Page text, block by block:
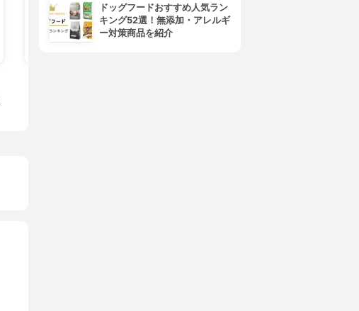
フットマッサージャー KC-210
3.15(2)
¥32,500
フットマッサージャー FT-100
ドッグフードおすすめ人気ラン
キング52選！無添加・アレルギ
ー対策商品を紹介